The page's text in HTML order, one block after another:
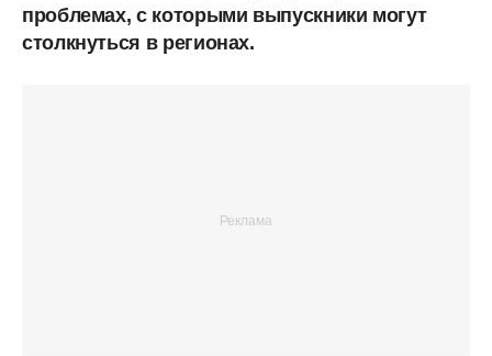
проблемах, с которыми выпускники могут
столкнуться в регионах.